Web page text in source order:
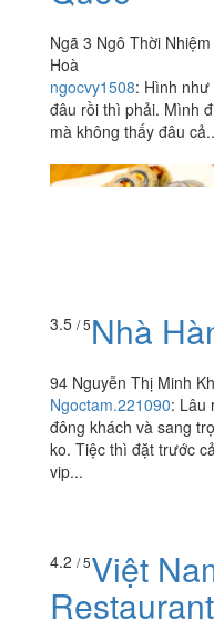
Ngã 3 Ngô Thời
Hoà
ngocvy1508: Hình
đâu rồi thì phải. Mình
mà không thấy đâu
3.5 / 5Nhà
94 Nguyễn Thị Minh
Ngoctam.221090: Lâu
đông khách và sang
ko. Tiệc thì đặt trước
vip...